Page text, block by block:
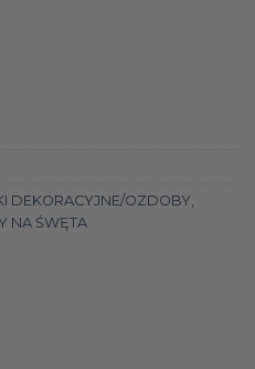
DEKORACYJNE/OZDOBY
NA ŚWĘTA